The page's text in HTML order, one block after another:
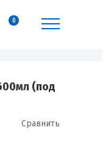
0
(под
Сравнить